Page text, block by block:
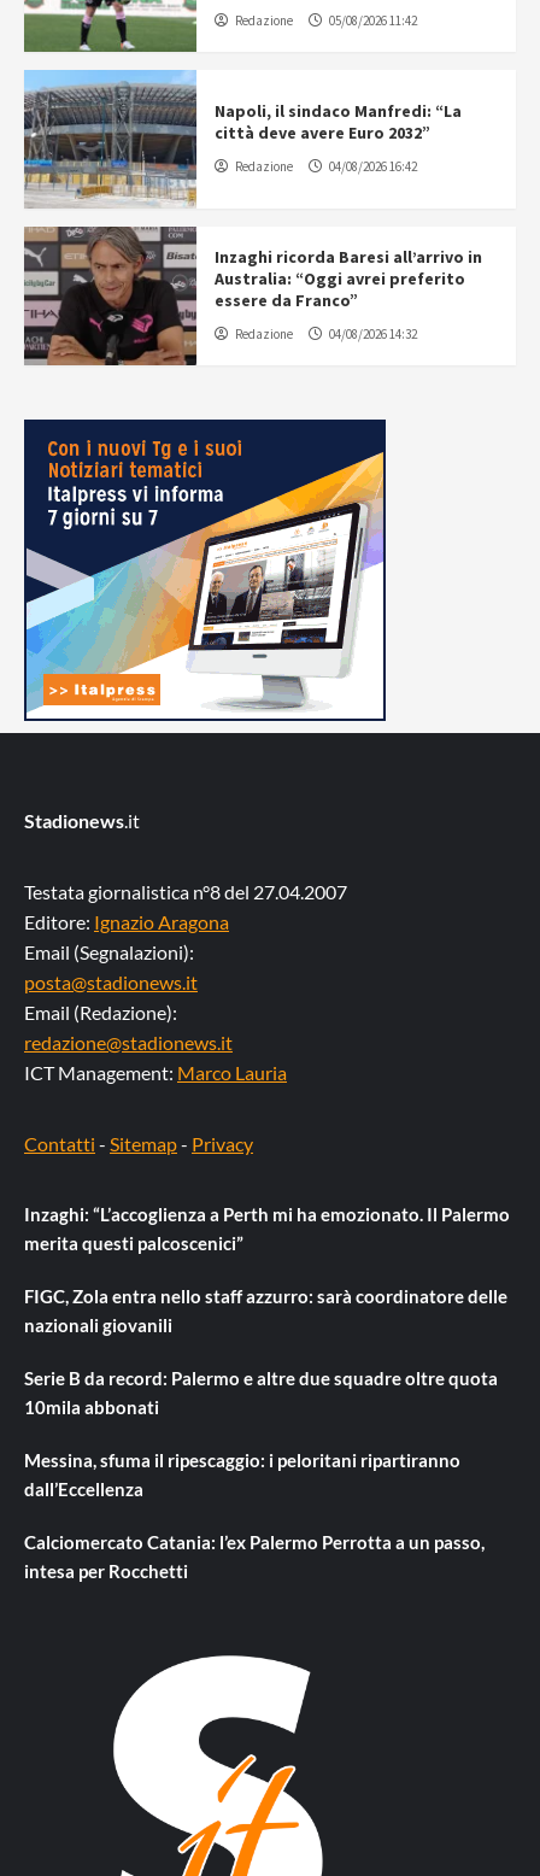
Redazione 05/08/2026 11:42
Napoli, il sindaco Manfredi: “La
città deve avere Euro 2032”
Redazione 04/08/2026 16:42
Inzaghi ricorda Baresi all’arrivo in
Australia: “Oggi avrei preferito
essere da Franco”
Redazione 04/08/2026 14:32
Stadionews.it
Testata giornalistica n°8 del 27.04.2007
Editore: Ignazio Aragona
Email (Segnalazioni):
posta@stadionews.it
Email (Redazione):
redazione@stadionews.it
ICT Management: Marco Lauria
Contatti - Sitemap- Privacy
Inzaghi: “L’accoglienza a Perth mi ha emozionato. Il Palermo
merita questi palcoscenici”
FIGC, Zola entra nello staff azzurro: sarà coordinatore delle
nazionali giovanili
Serie B da record: Palermo e altre due squadre oltre quota
10mila abbonati
Messina, sfuma il ripescaggio: i peloritani ripartiranno
dall’Eccellenza
Calciomercato Catania: l’ex Palermo Perrotta a un passo,
intesa per Rocchetti